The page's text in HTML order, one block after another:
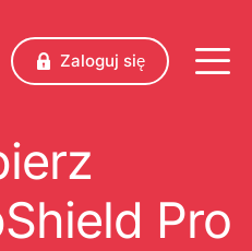
Zaloguj się
Pro